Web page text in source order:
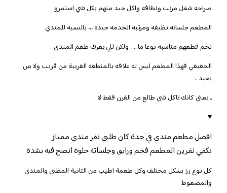
صراحه شغل مرتب ونظافه واكل جيد متهم بكل شي استمرو
المطعم جلساته نظيفه ومرتبه الخدمه جيده ،،، بالنسبه للمندي
لحم قطعهم مناسبه نوعا ما ….. ولكن للي يعرف طعم المندي
الحقيقي فهذا المطعم ليس له علاقه بالمنطقة القريبة من قريب ولا من
بعيد ..
.. يعني كانك تاكل شي طالع من الفرن فقط لا
♥
افضل مطعم مندي في جدة كان طلبي نفر مندي ممتاز
تكفي نفرين المطعم فخم ورايق وجلساتة حلوة انصح فية بشدة
كل نوع رز بشكل مختلف وكل طعمة اطيب من الثانية المظبي والمندي
والمضغوط